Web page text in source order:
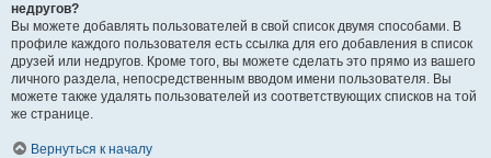
недругов?
Вы можете добавлять пользователей в свой список двумя способами. В
профиле каждого пользователя есть ссылка для его добавления в список
друзей или недругов. Кроме того, вы можете сделать это прямо из вашего
личного раздела, непосредственным вводом имени пользователя. Вы
можете также удалять пользователей из соответствующих списков на той
же странице.
Вернуться к началу